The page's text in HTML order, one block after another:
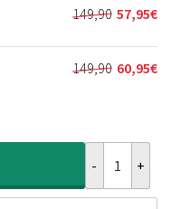
149,90
Preis
war:
149,90€
57,95€
Aktueller
Preis
ist:
57,95€.
149,90 60,95€
Aktueller